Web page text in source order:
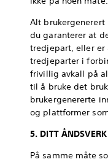
Alt
du garanterer at
tredjepart, eller er
tredjeparter i
frivillig avkall på
til å bruke det
brukergenererte
og plattformer
5. DITT
På samme måte